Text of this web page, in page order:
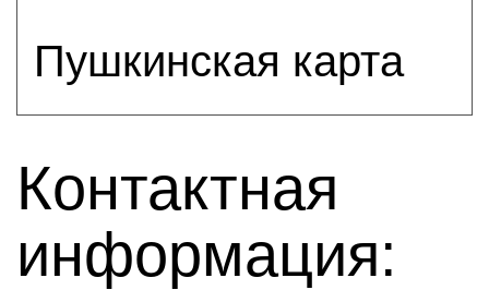
Пушкинская карта
Контактная
информация: